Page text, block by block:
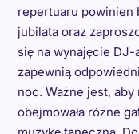
repertuaru powinien
jubilata oraz
się na wynajęcie DJ-
zapewnią
noc. Ważne jest, aby
obejmowała różne